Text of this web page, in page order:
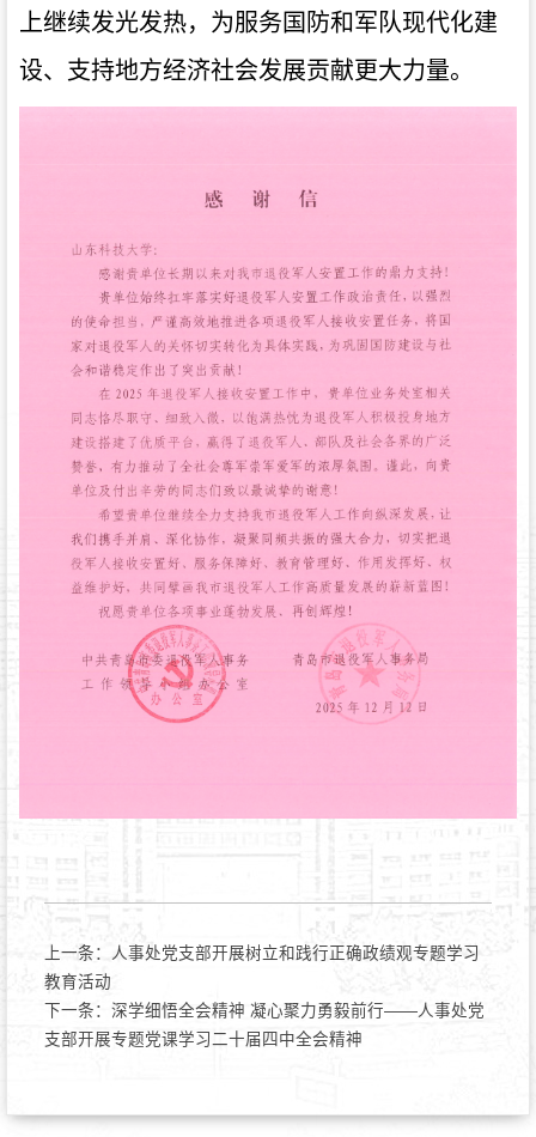
上继续发光发热，为服务国防和军队现代化建
设、支持地方经济社会发展贡献更大力量。
上一条： 人事处党支部开展树立和践行正确政绩观专题学习
教育活动
下一条： 深学细悟全会精神 凝心聚力勇毅前行——人事处党
支部开展专题党课学习二十届四中全会精神